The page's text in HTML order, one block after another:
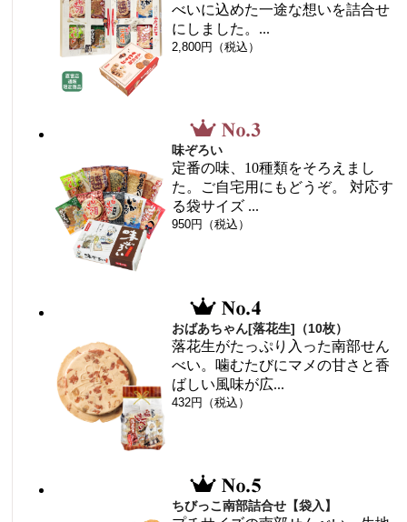
べいに込めた一途な想いを詰合せ
にしました。...
2,800円（税込）
味ぞろい
定番の味、10種類をそろえまし
た。ご自宅用にもどうぞ。 対応す
る袋サイズ ...
950円（税込）
おばあちゃん[落花生]（10枚）
落花生がたっぷり入った南部せん
べい。噛むたびにマメの甘さと香
ばしい風味が広...
432円（税込）
ちびっこ南部詰合せ【袋入】